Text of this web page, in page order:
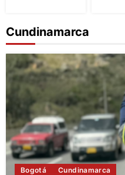
Cundinamarca
Bogotá Cundinamarca